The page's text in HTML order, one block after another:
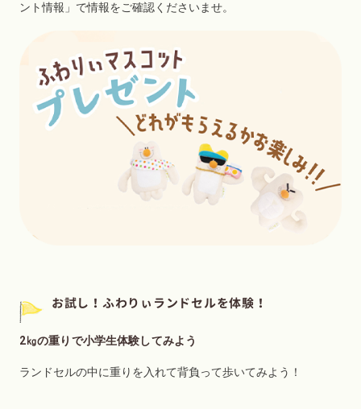
ント情報」で情報をご確認くださいませ。
お試し！ふわりぃランドセルを体験！
2㎏の重りで小学生体験してみよう
ランドセルの中に重りを入れて背負って歩いてみよう！